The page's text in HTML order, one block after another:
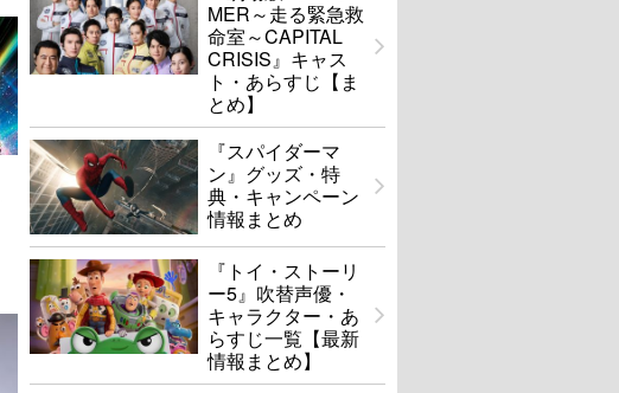
MER～走る緊急救
命室～CAPITAL
CRISIS』キャス
ト・あらすじ【ま
とめ】
『スパイダーマ
ン』グッズ・特
典・キャンペーン
情報まとめ
『トイ・ストーリ
ー5』吹替声優・
キャラクター・あ
らすじ一覧【最新
情報まとめ】